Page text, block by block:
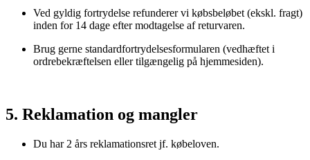
Ved gyldig fortrydelse refunderer vi købsbeløbet (ekskl. fragt)
inden for 14 dage efter modtagelse af returvaren.
Brug gerne standardfortrydelsesformularen (vedhæftet i
ordrebekræftelsen eller tilgængelig på hjemmesiden).
5. Reklamation og mangler
Du har 2 års reklamationsret jf. købeloven.